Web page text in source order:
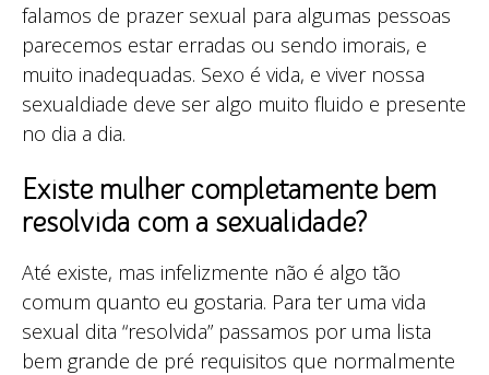
falamos de prazer sexual para algumas pessoas
parecemos estar erradas ou sendo imorais, e
muito inadequadas. Sexo é vida, e viver nossa
sexualdiade deve ser algo muito fluido e presente
no dia a dia.
Existe mulher completamente bem
resolvida com a sexualidade?
Até existe, mas infelizmente não é algo tão
comum quanto eu gostaria. Para ter uma vida
sexual dita “resolvida” passamos por uma lista
bem grande de pré requisitos que normalmente